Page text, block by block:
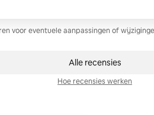
voor eventuele aanpassingen of
op basis van 1 recensie
Alle recensies
Hoe recensies werken